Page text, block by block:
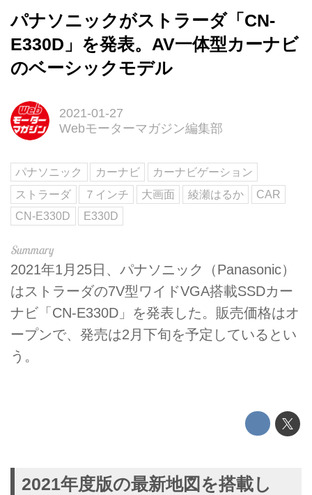
パナソニックがストラーダ「CN-
E330D」を発表。AV一体型カーナビ
のベーシックモデル
2021-01-27
Webモーターマガジン編集部
パナソニック カーナビ
カーナビゲーション
ストラーダ
７インチ 大画面 綾瀬はるか
CAR
CN-E330D
E330D
2021年1月25日、パナソニック（Panasonic）
はストラーダの7V型ワイドVGA搭載SSDカー
ナビ「CN-E330D」を発表した。販売価格はオ
ープンで、発売は2月下旬を予定しているとい
う。
2021年度版の最新地図を搭載し